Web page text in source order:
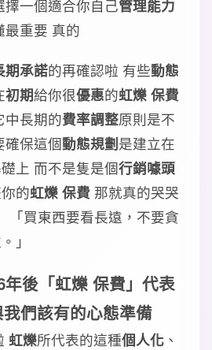
一個適合你自己管理能力
最重要 真的
期承諾的再確認啦 有些動態
初期給你很優惠的虹爍 保費
中長期的費率調整原則是不
確保這個動態規劃是建立在
上 而不是隻是個行銷噱頭
的虹爍 保費 那就真的哭哭
「買東西要看長遠，不要貪
」
年後「虹爍 保費」代表
我們該有的心態準備
虹爍所代表的這種個人化 、